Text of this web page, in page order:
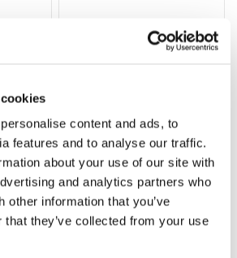
content and ads, to
features and to analyse our traffic.
about your use of our site with
and analytics partners who
other information that you’ve
that they’ve collected from your use
Lägg till i varukorg
Grön truckknapp
A00220
kr (ex. moms)